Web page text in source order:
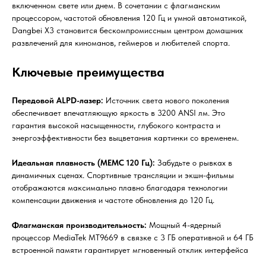
включенном свете или днем. В сочетании с флагманским
процессором, частотой обновления 120 Гц и умной автоматикой,
Dangbei X3 становится бескомпромиссным центром домашних
развлечений для киноманов, геймеров и любителей спорта.
Ключевые преимущества
Передовой ALPD-лазер: Источник света нового поколения
обеспечивает впечатляющую яркость в 3200 ANSI лм. Это
гарантия высокой насыщенности, глубокого контраста и
энергоэффективности без выцветания картинки со временем.
Идеальная плавность (MEMC 120 Гц): Забудьте о рывках в
динамичных сценах. Спортивные трансляции и экшн-фильмы
отображаются максимально плавно благодаря технологии
компенсации движения и частоте обновления до 120 Гц.
Флагманская производительность: Мощный 4-ядерный
процессор MediaTek MT9669 в связке с 3 ГБ оперативной и 64 ГБ
встроенной памяти гарантирует мгновенный отклик интерфейса